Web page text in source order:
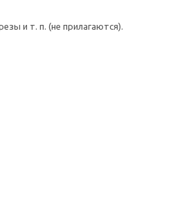
и т. п. (не прилагаются).